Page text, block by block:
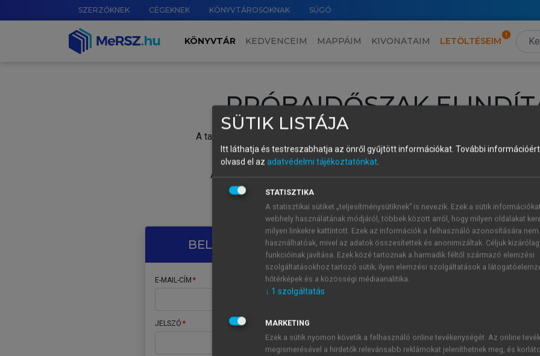
SZERZŐKNEK CÉGEKNEK KÖNYVTÁROSOKNAK SÚGÓ
KÖNYVTÁR KEDVENCEIM MAPPÁIM KIVONATAIM LETÖLTÉSEIM
PRÓBAIDŐSZAK
A tartalom megtekintéséhez lépj be a saját fiókoddal, iskolai azonosítóddal vagy
Új felhasználóként1 óra díjmentes hozzáférésrevagy
A próbaidőszak elindításához,
vagy hozz
A regisztráció után a
BELÉPÉS SAJÁT FIÓKKAL
E-MAIL-CÍM
JELSZÓ
ÚJ FIÓK
1 óra
SÜTIK LISTÁJA
Itt láthatja és testreszabhatja az önről gyűjtött információkat. További
olvasd el az adatvédelmi tájékoztatónkat.
STATISZTIKA
A statisztikai sütiket „teljesítménysütiknek” is nevezik. Ezek a sütik
webhely használatának módjáról, többek között arról, hogy milyen oldalakat
milyen linkekre kattintott. Ezek az információk a felhasználó azonosítására nem
használhatóak, mivel az adatok összesítettek és anonimizáltak. Céljuk
funkcióinak javítása. Ezek közé tartoznak a harmadik féltől származó elemzési
szolgáltatásokhoz tartozó sütik; ilyen elemzési szolgáltatások a
hőtérképek és a közösségi médiaanalitika.
↓ 1 szolgáltatás
MARKETING
Ezek a sütik nyomon követik a felhasználó online tevékenységét. Az online
megismerésével a hirdetők relevánsabb reklámokat jeleníthetnek meg, és